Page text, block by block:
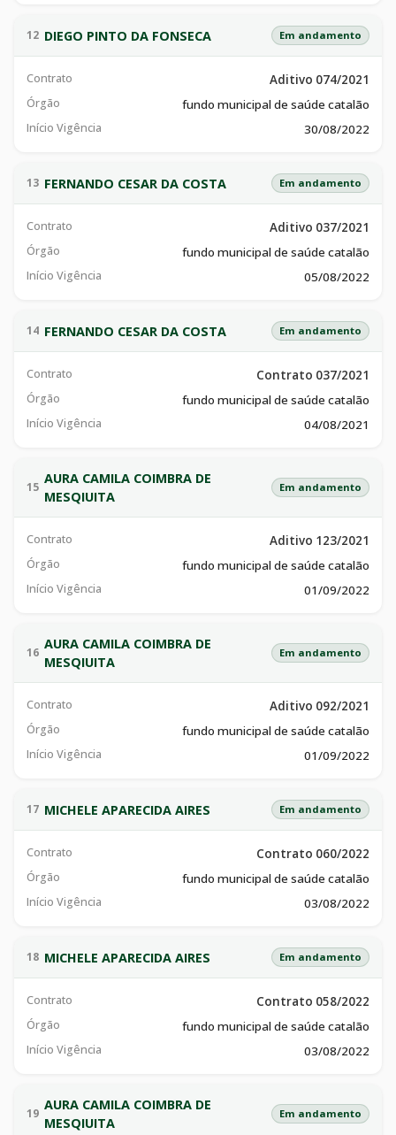
12 DIEGO PINTO DA FONSECA Em andamento
Contrato Aditivo 074/2021
Órgão fundo municipal de saúde catalão
Início Vigência 30/08/2022
13 FERNANDO CESAR DA COSTA Em andamento
Contrato Aditivo 037/2021
Órgão fundo municipal de saúde catalão
Início Vigência 05/08/2022
14 FERNANDO CESAR DA COSTA Em andamento
Contrato Contrato 037/2021
Órgão fundo municipal de saúde catalão
Início Vigência 04/08/2021
15
AURA CAMILA COIMBRA DE
MESQIUITA
Em andamento
Contrato Aditivo 123/2021
Órgão fundo municipal de saúde catalão
Início Vigência 01/09/2022
16
AURA CAMILA COIMBRA DE
MESQIUITA
Em andamento
Contrato Aditivo 092/2021
Órgão fundo municipal de saúde catalão
Início Vigência 01/09/2022
17 MICHELE APARECIDA AIRES Em andamento
Contrato Contrato 060/2022
Órgão fundo municipal de saúde catalão
Início Vigência 03/08/2022
18 MICHELE APARECIDA AIRES Em andamento
Contrato Contrato 058/2022
Órgão fundo municipal de saúde catalão
Início Vigência 03/08/2022
19
AURA CAMILA COIMBRA DE
MESQIUITA
Em andamento